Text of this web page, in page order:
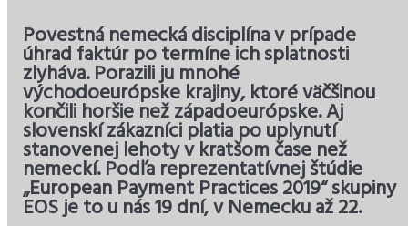
Povestná nemecká disciplína v prípade
úhrad faktúr po termíne ich splatnosti
zlyháva. Porazili ju mnohé
východoeurópske krajiny, ktoré väčšinou
končili horšie než západoeurópske. Aj
slovenskí zákazníci platia po uplynutí
stanovenej lehoty v kratšom čase než
nemeckí.Podľa reprezentatívnej štúdie
„European Payment Practices 2019“ skupiny
EOS je to u nás 19 dní, v Nemecku až 22.